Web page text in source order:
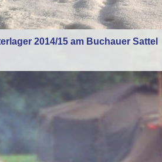
2014/15 am Buchauer Sattel